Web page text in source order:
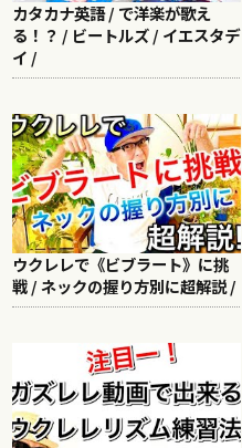
カタカナ英語 / で洋楽が歌え
る！？ / ビートルズ / イエスタデ
イ /
ウクレレで《ビブラート》に挑
戦 / ネックの握り方別に超解説 /